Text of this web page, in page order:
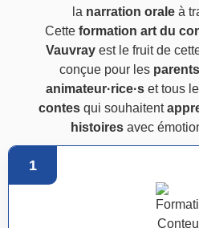
la narration orale à
Cetteformation art du
Vauvrayest le fruit de
conçue pour les parents
animateur·rice·set tous
contesqui souhaitent
histoiresavec
1